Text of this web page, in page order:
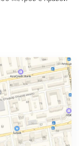
метров с правой